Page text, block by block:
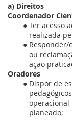
a) Direitos
Coordenador
Ter acesso
realizada
ou
ação
Oradores
Dispor de
operacional
planeado;